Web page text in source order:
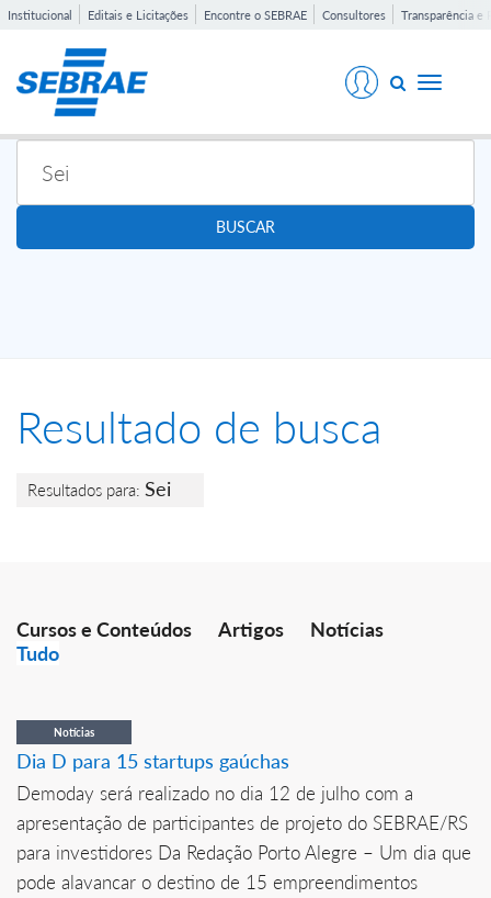
Institucional Editais e Licitações Encontre o SEBRAE Consultores Transparência e
Toggle
BUSCAR
Resultado de busca
Resultados para: Sei
Cursos e Conteúdos Artigos
Notícias
Tudo
Notícias
Dia D para 15 startups gaúchas
Demoday será realizado no dia 12 de julho com a
apresentação de participantes de projeto do SEBRAE/RS
para investidores Da Redação Porto Alegre – Um dia que
pode alavancar o destino de 15 empreendimentos